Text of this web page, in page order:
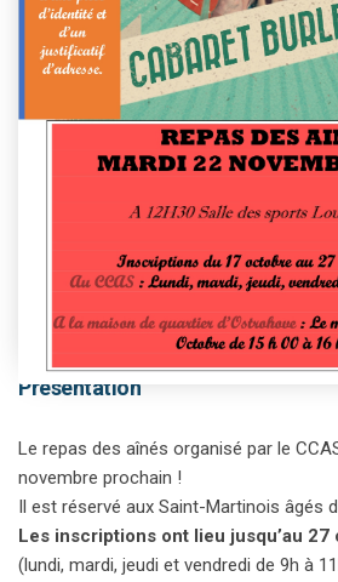
This event has passed.
Présentation
Le repas des aînés organisé par le
novembre prochain !
Il est réservé aux Saint-Martinois âgés
Les inscriptions ont lieu jusqu’au 27
(lundi, mardi, jeudi et vendredi de 9h à